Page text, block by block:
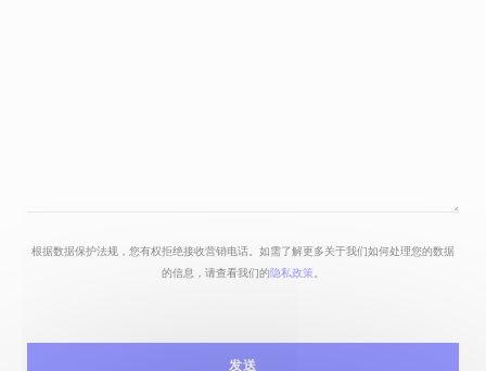
根据数据保护法规，您有权拒绝接收营销电话。如需了解更多关于我们如何处理您的数据
的信息，请查看我们的隐私政策